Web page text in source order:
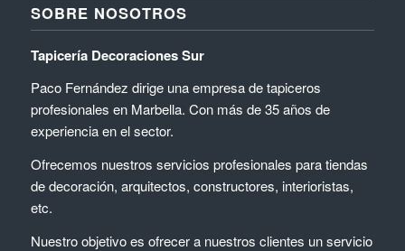
SOBRE NOSOTROS
Tapicería Decoraciones Sur
Paco Fernández dirige una empresa de tapiceros
profesionales en Marbella. Con más de 35 años de
experiencia en el sector.
Ofrecemos nuestros servicios profesionales para tiendas
de decoración, arquitectos, constructores, interioristas,
etc.
Nuestro objetivo es ofrecer a nuestros clientes un servicio